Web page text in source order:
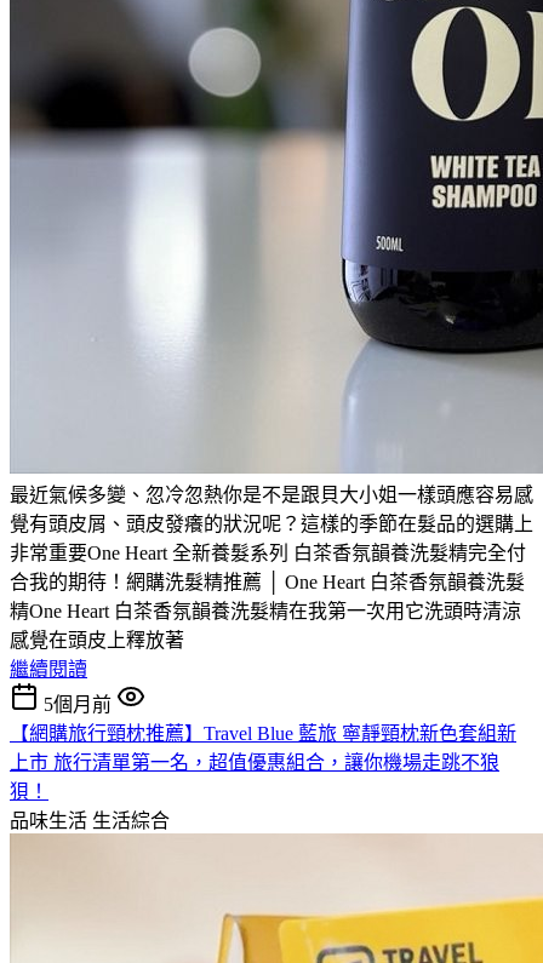
最近氣候多變、忽冷忽熱你是不是跟貝大小姐一樣頭應容易感
覺有頭皮屑、頭皮發癢的狀況呢？這樣的季節在髮品的選購上
非常重要One Heart 全新養髮系列 白茶香氛韻養洗髮精完全付
合我的期待！網購洗髮精推薦 │ One Heart 白茶香氛韻養洗髮
精One Heart 白茶香氛韻養洗髮精在我第一次用它洗頭時清涼
感覺在頭皮上釋放著
繼續閱讀
5個月前
【網購旅行頸枕推薦】Travel Blue 藍旅 寧靜頸枕新色套組新
上市 旅行清單第一名，超值優惠組合，讓你機場走跳不狼
狽！
品味生活 生活綜合